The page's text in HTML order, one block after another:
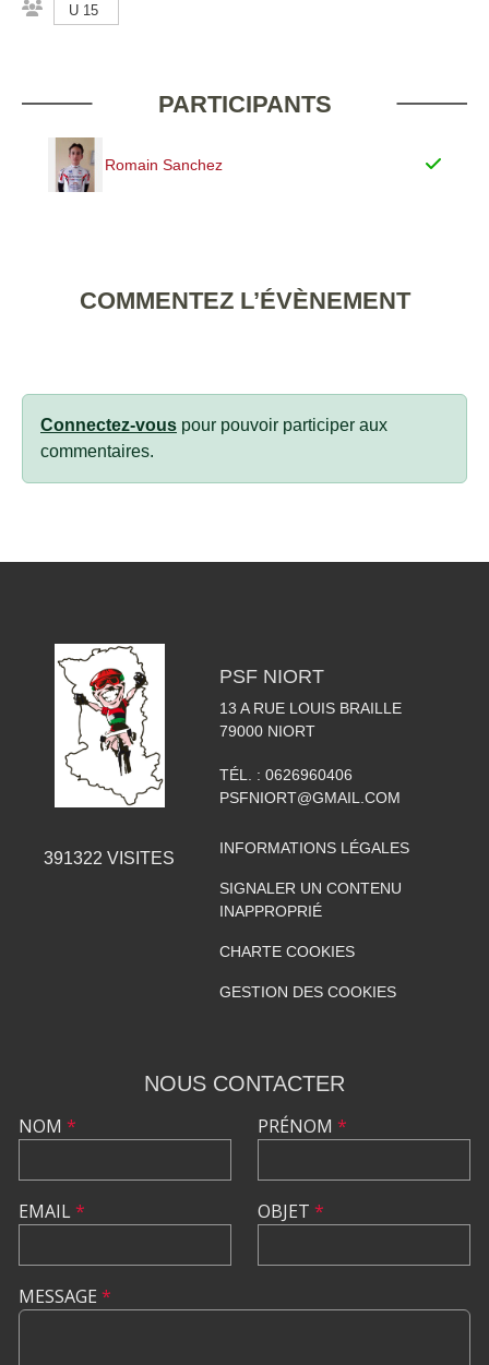
U 15
PARTICIPANTS
Romain Sanchez
COMMENTEZ L’ÉVÈNEMENT
Connectez-vous pour pouvoir participer aux
commentaires.
391322 VISITES
PSF NIORT
13 A RUE LOUIS BRAILLE
79000 NIORT
TÉL. : 0626960406
PSFNIORT@GMAIL.COM
INFORMATIONS LÉGALES
SIGNALER UN CONTENU
INAPPROPRIÉ
CHARTE COOKIES
GESTION DES COOKIES
NOUS CONTACTER
NOM *
EMAIL*
PRÉNOM *
OBJET *
MESSAGE *